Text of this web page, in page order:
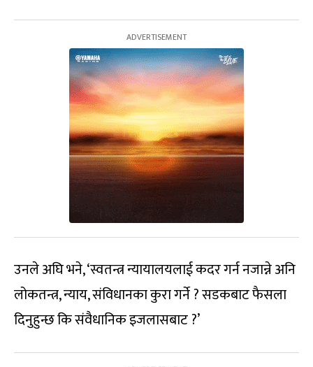
उनले अघि भने, ‘स्वतन्त्र न्यायालयलाई कदर गर्न नजान्ने अनि
लोकतन्त्र, न्याय, संविधानका कुरा गर्ने ? सडकबाट फैसला
दिनुहुन्छ कि संवैधानिक इजलासबाट ?’